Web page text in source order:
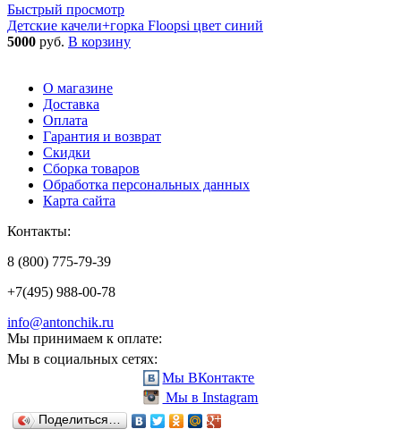
Быстрый просмотр
Детские качели+горка Floopsi цвет синий
5000 руб. В корзину
О магазине
Доставка
Оплата
Гарантия и возврат
Скидки
Сборка товаров
Обработка персональных данных
Карта сайта
Контакты:
8 (800) 775-79-39
+7(495) 988-00-78
info@antonchik.ru
Мы принимаем к оплате:
Мы в социальных сетях:
Мы ВКонтакте
Мы в Instagram
Поделиться…